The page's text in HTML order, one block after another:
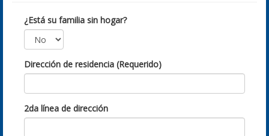
¿Está su familia sin hogar?
Dirección de residencia (Requerido)
2da línea de dirección